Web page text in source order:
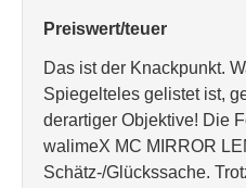
Preiswert/teuer
Das ist der Knackpunkt.
Spiegelteles gelistet ist,
derartiger Objektive! Die
walimeX MC MIRROR
Schätz-/Glückssache.